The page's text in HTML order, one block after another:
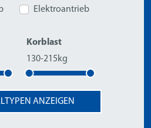
Elektroantrieb
Korblast
130-215kg
ANZEIGEN